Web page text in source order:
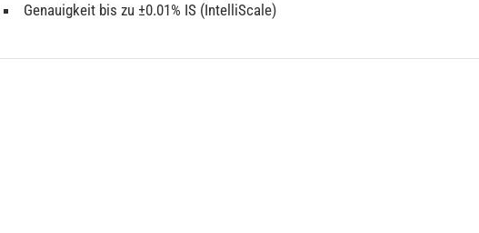
Genauigkeit bis zu ±0.01% IS (IntelliScale)